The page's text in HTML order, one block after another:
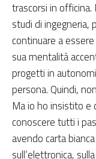
trascorsi in
studi di ingegneria,
continuare a
sua mentalità
progetti in
persona. Quindi,
Ma io ho insistito e
conoscere tutti i
avendo carta
sull’elettronica,